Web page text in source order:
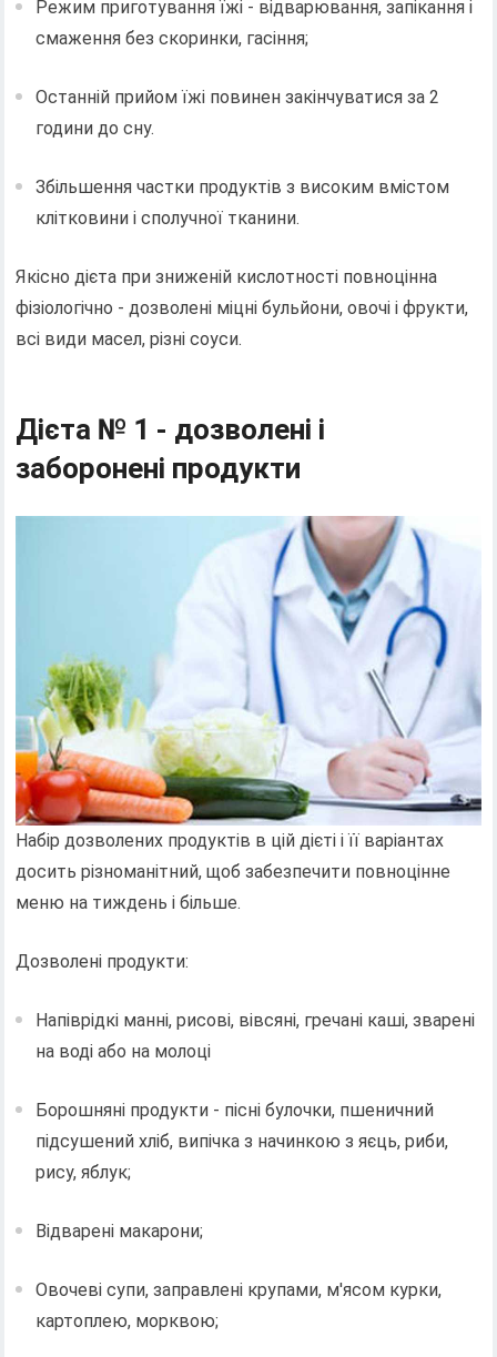
Режим приготування їжі - відварювання, запікання і
смаження без скоринки, гасіння;
Останній прийом їжі повинен закінчуватися за 2
години до сну.
Збільшення частки продуктів з високим вмістом
клітковини і сполучної тканини.
Якісно дієта при зниженій кислотності повноцінна
фізіологічно - дозволені міцні бульйони, овочі і фрукти,
всі види масел, різні соуси.
Дієта № 1 - дозволені і
заборонені продукти
Набір дозволених продуктів в цій дієті і її варіантах
досить різноманітний, щоб забезпечити повноцінне
меню на тиждень і більше.
Дозволені продукти:
Напіврідкі манні, рисові, вівсяні, гречані каші, зварені
на воді або на молоці
Борошняні продукти - пісні булочки, пшеничний
підсушений хліб, випічка з начинкою з яєць, риби,
рису, яблук;
Відварені макарони;
Овочеві супи, заправлені крупами, м'ясом курки,
картоплею, морквою;